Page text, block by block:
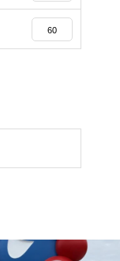
60